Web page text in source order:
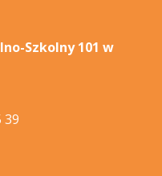
Szkolny 101 w
39